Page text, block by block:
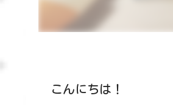
こんにちは！